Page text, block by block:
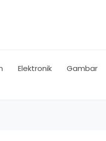
Elektronik Gambar